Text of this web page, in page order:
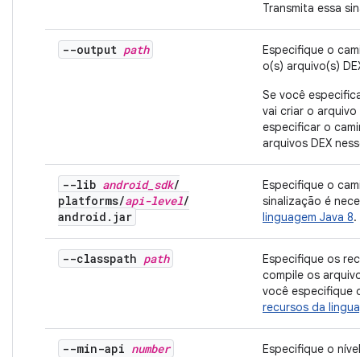
Transmita essa
--output path Especifique o
o(s) arquivo(s)
Se você
vai criar o
especificar o
arquivos DEX
--lib android_ sdk/
platforms/api-level/
android . jar
Especifique o
sinalização é
linguagem Java 8.
--classpath path Especifique os
compile os
você especifique
recursos da
--min-api number
Especifique o